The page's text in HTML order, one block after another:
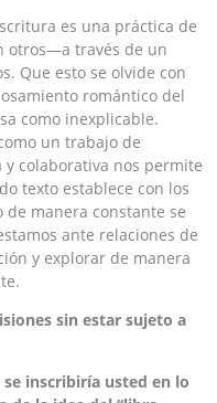
es una práctica de
otros—a través de un
Que esto se olvide con
romántico del
como inexplicable.
un trabajo de
colaborativa nos permite
texto establece con los
manera constante se
ante relaciones de
y explorar de manera
sin estar sujeto a
inscribiría usted en lo